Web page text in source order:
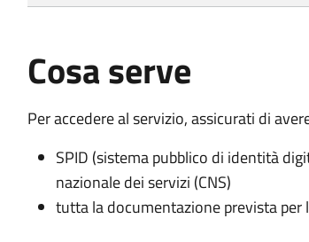
Cosa serve
Per accedere al servizio, assicurati di
SPID (sistema pubblico di identità
nazionale dei servizi (CNS)
tutta la documentazione prevista per